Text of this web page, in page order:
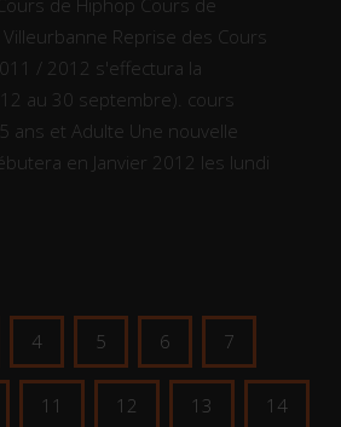
de Hiphop Cours de
Reprise des Cours
/ 2012 s'effectura la
au 30 septembre). cours
ans et Adulte Une nouvelle
en Janvier 2012 les lundi
4 5 6 7
11 12 13 14